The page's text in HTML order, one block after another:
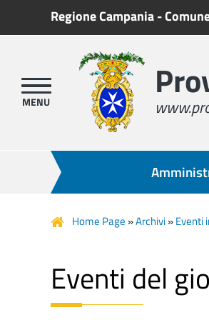
Regione Campania-
Home Page »Archivi»Eventi
Eventi del